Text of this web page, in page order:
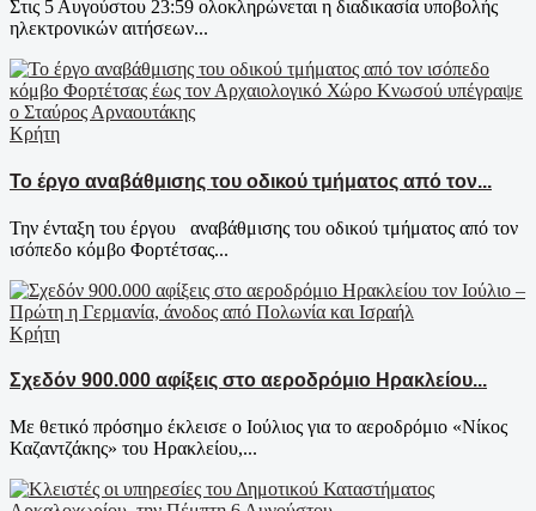
Στις 5 Αυγούστου 23:59 ολοκληρώνεται η διαδικασία υποβολής
ηλεκτρονικών αιτήσεων...
Κρήτη
Το έργο αναβάθμισης του οδικού τμήματος από τον...
Την ένταξη του έργου αναβάθμισης του οδικού τμήματος από τον
ισόπεδο κόμβο Φορτέτσας...
Κρήτη
Σχεδόν 900.000 αφίξεις στο αεροδρόμιο Ηρακλείου...
Με θετικό πρόσημο έκλεισε ο Ιούλιος για το αεροδρόμιο «Νίκος
Καζαντζάκης» του Ηρακλείου,...